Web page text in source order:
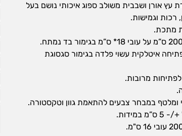
עץ אורן ושבבית משולב ספוג איכותי נושם בעל
רכות וגמישות.
מתכת.
איטלקית עשוי פלדה בגימור סגסוגת
מרובות.
ומלטף במבחר צבעים להתאמת גוון וטקסטורה.